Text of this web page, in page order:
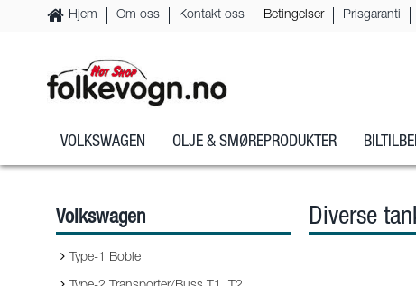
Hjem Om oss Kontakt oss Betingelser Prisgaranti
VOLKSWAGEN OLJE & SMØREPRODUKTER
Volkswagen
Type-1 Boble
Diverse